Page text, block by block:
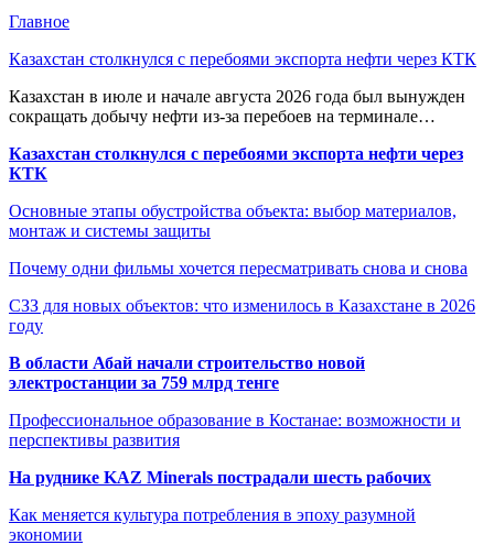
Главное
Казахстан столкнулся с перебоями экспорта нефти через КТК
Казахстан в июле и начале августа 2026 года был вынужден
сокращать добычу нефти из-за перебоев на терминале…
Казахстан столкнулся с перебоями экспорта нефти через
КТК
Основные этапы обустройства объекта: выбор материалов,
монтаж и системы защиты
Почему одни фильмы хочется пересматривать снова и снова
СЗЗ для новых объектов: что изменилось в Казахстане в 2026
году
В области Абай начали строительство новой
электростанции за 759 млрд тенге
Профессиональное образование в Костанае: возможности и
перспективы развития
На руднике KAZ Minerals пострадали шесть рабочих
Как меняется культура потребления в эпоху разумной
экономии